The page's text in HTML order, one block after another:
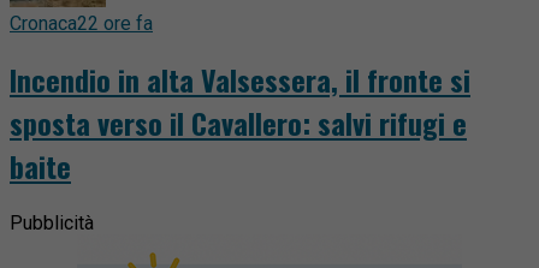
Cronaca22 ore fa
Incendio in alta Valsessera, il fronte si
sposta verso il Cavallero: salvi rifugi e
baite
Pubblicità